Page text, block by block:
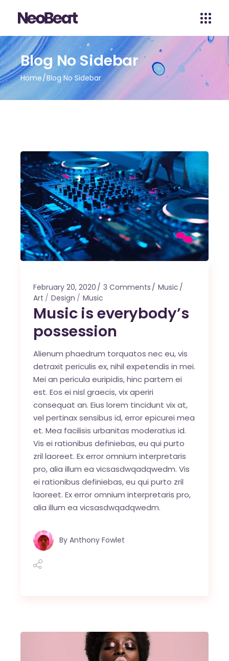
Blog No Sidebar
Home Blog No Sidebar
February 20, 2020 3 Comments
Music
Art
Design Music
Music is everybody’s
possession
Alienum phaedrum torquatos nec eu, vis
detraxit periculis ex, nihil expetendis in mei.
Mei an pericula euripidis, hinc partem ei
est. Eos ei nisl graecis, vix aperiri
consequat an. Eius lorem tincidunt vix at,
vel pertinax sensibus id, error epicurei mea
et. Mea facilisis urbanitas moderatius id.
Vis ei rationibus definiebas, eu qui purto
zril laoreet. Ex error omnium interpretaris
pro, alia illum ea vicsasdwqadqwedm. Vis
ei rationibus definiebas, eu qui purto zril
laoreet. Ex error omnium interpretaris pro,
alia illum ea vicsasdwqadqwedm.
By Anthony Fowlet